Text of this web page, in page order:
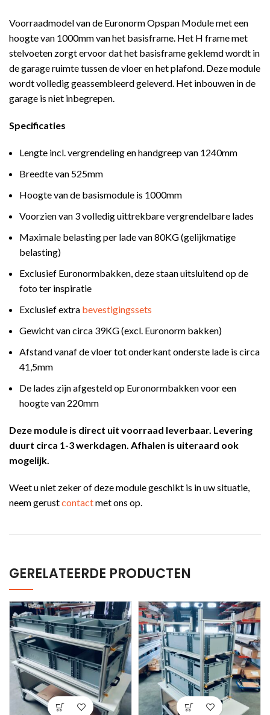
Voorraadmodel van de Euronorm Opspan Module met een
hoogte van 1000mm van het basisframe. Het H frame met
stelvoeten zorgt ervoor dat het basisframe geklemd wordt in
de garage ruimte tussen de vloer en het plafond. Deze module
wordt volledig geassembleerd geleverd. Het inbouwen in de
garage is niet inbegrepen.
Specificaties
Lengte incl. vergrendeling en handgreep van 1240mm
Breedte van 525mm
Hoogte van de basismodule is 1000mm
Voorzien van 3 volledig uittrekbare vergrendelbare lades
Maximale belasting per lade van 80KG (gelijkmatige
belasting)
Exclusief Euronormbakken, deze staan uitsluitend op de
foto ter inspiratie
Exclusief extra bevestigingssets
Gewicht van circa 39KG (excl. Euronorm bakken)
Afstand vanaf de vloer tot onderkant onderste lade is circa
41,5mm
De lades zijn afgesteld op Euronormbakken voor een
hoogte van 220mm
Deze module is direct uit voorraad leverbaar. Levering
duurt circa 1-3 werkdagen. Afhalen is uiteraard ook
mogelijk.
Weet u niet zeker of deze module geschikt is in uw situatie,
neem gerustcontactmet ons op.
GERELATEERDE PRODUCTEN